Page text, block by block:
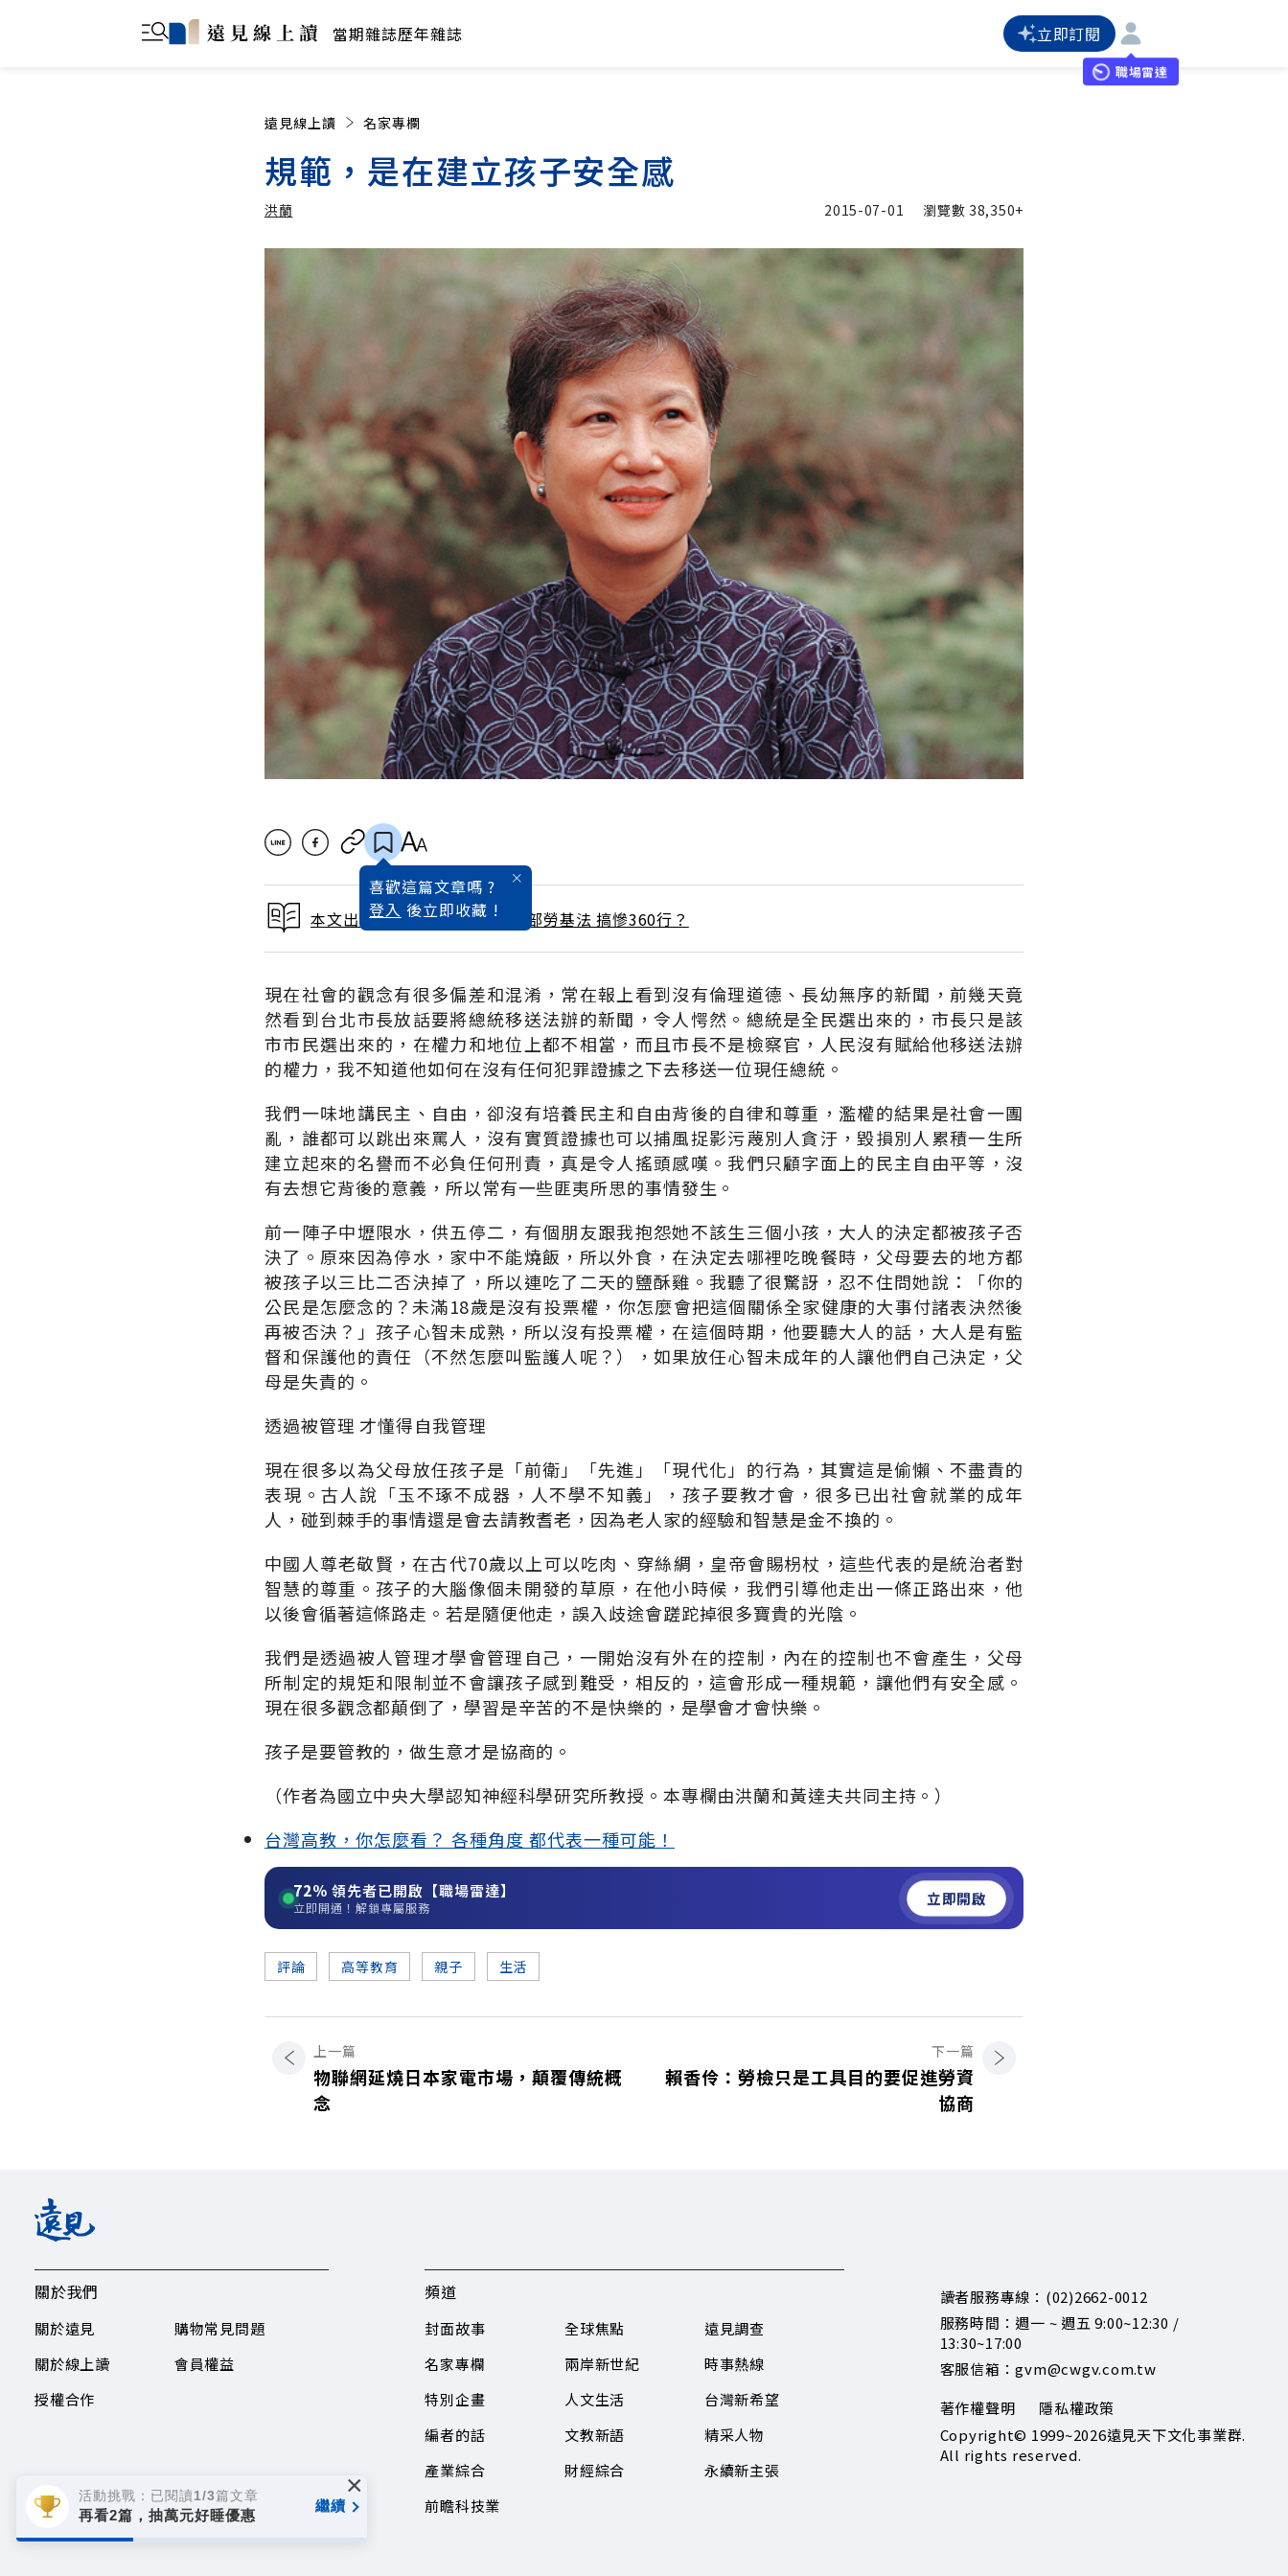
當期雜誌歷年雜誌 立即訂閱
職場雷達
遠見線上讀 名家專欄
規範，是在建立孩子安全感
洪蘭 2015-07-01 瀏覽數 38,350+
喜歡這篇文章嗎 ?
登入 後立即收藏 !
本文出自 2015 / 7月號雜誌 一部勞基法 搞慘360行？
現在社會的觀念有很多偏差和混淆，常在報上看到沒有倫理道德、長幼無序的新聞，前幾天竟
然看到台北市長放話要將總統移送法辦的新聞，令人愕然。總統是全民選出來的，市長只是該
市市民選出來的，在權力和地位上都不相當，而且市長不是檢察官，人民沒有賦給他移送法辦
的權力，我不知道他如何在沒有任何犯罪證據之下去移送一位現任總統。
我們一味地講民主、自由，卻沒有培養民主和自由背後的自律和尊重，濫權的結果是社會一團
亂，誰都可以跳出來罵人，沒有實質證據也可以捕風捉影污蔑別人貪汙，毀損別人累積一生所
建立起來的名譽而不必負任何刑責，真是令人搖頭感嘆。我們只顧字面上的民主自由平等，沒
有去想它背後的意義，所以常有一些匪夷所思的事情發生。
前一陣子中壢限水，供五停二，有個朋友跟我抱怨她不該生三個小孩，大人的決定都被孩子否
決了。原來因為停水，家中不能燒飯，所以外食，在決定去哪裡吃晚餐時，父母要去的地方都
被孩子以三比二否決掉了，所以連吃了二天的鹽酥雞。我聽了很驚訝，忍不住問她說：「你的
公民是怎麼念的？未滿18歲是沒有投票權，你怎麼會把這個關係全家健康的大事付諸表決然後
再被否決？」孩子心智未成熟，所以沒有投票權，在這個時期，他要聽大人的話，大人是有監
督和保護他的責任（不然怎麼叫監護人呢？），如果放任心智未成年的人讓他們自己決定，父
母是失責的。
透過被管理 才懂得自我管理
現在很多以為父母放任孩子是「前衛」「先進」「現代化」的行為，其實這是偷懶、不盡責的
表現。古人說「玉不琢不成器，人不學不知義」，孩子要教才會，很多已出社會就業的成年
人，碰到棘手的事情還是會去請教耆老，因為老人家的經驗和智慧是金不換的。
中國人尊老敬賢，在古代70歲以上可以吃肉、穿絲綢，皇帝會賜枴杖，這些代表的是統治者對
智慧的尊重。孩子的大腦像個未開發的草原，在他小時候，我們引導他走出一條正路出來，他
以後會循著這條路走。若是隨便他走，誤入歧途會蹉跎掉很多寶貴的光陰。
我們是透過被人管理才學會管理自己，一開始沒有外在的控制，內在的控制也不會產生，父母
所制定的規矩和限制並不會讓孩子感到難受，相反的，這會形成一種規範，讓他們有安全感。
現在很多觀念都顛倒了，學習是辛苦的不是快樂的，是學會才會快樂。
孩子是要管教的，做生意才是協商的。
（作者為國立中央大學認知神經科學研究所教授。本專欄由洪蘭和黃達夫共同主持。）
台灣高教，你怎麼看？ 各種角度 都代表一種可能！
72% 領先者已開啟【職場雷達】
立即開通！解鎖專屬服務 立即開啟
評論 高等教育 親子 生活
上一篇
物聯網延燒日本家電市場，顛覆傳統概
念
下一篇
賴香伶：勞檢只是工具目的要促進勞資
協商
關於我們
關於遠見
關於線上讀
授權合作
購物常見問題
會員權益
頻道
封面故事
名家專欄
特別企畫
編者的話
產業綜合
前瞻科技業
全球焦點
兩岸新世紀
人文生活
文教新語
財經綜合
遠見調查
時事熱線
台灣新希望
精采人物
永續新主張
讀者服務專線：(02)2662-0012
服務時間：週一 ~ 週五 9:00~12:30 /
13:30~17:00
客服信箱：gvm@cwgv.com.tw
著作權聲明
隱私權政策
Copyright© 1999~2026遠見天下文化事業群.
All rights reserved.
活動挑戰：已閱讀1/3篇文章
再看2篇，抽萬元好睡優惠
繼續
×